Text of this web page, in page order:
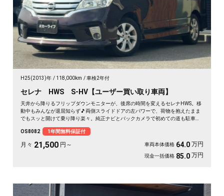
H25(2013)年 118,000km 車検2年付
セレナ HWS S-HV【ユーザー買い取り車両】
天井から降りるフリップダウンモニターが、後席の時間を変えるセレナHWS。移
動中もみんなが退屈知らず🎵両側スライドドアの左パワーで、荷物を抱えたまま
でもスッと開けて乗り降り楽々。純正ナビとバックカメラで初めての道も駐車も
21500〜で叶う遠出の週末。走りも装備も揃った一台を、まるごと1年保証付で
どうぞ🚗✨💫👍
OS8082 1年間無料保証付
月々 21,500 円～ 車両本体価格 64.0 万円
現金一括価格 85.0 万円